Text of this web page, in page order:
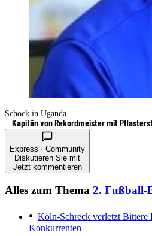
Schock in Uganda
Kapitän von Rekordmeister mit
Express · Community
Diskutieren Sie mit
Jetzt kommentieren
Alles zum Thema 2. Fußball-
Köln-Schreck verletzt Bittere
Konkurrenten